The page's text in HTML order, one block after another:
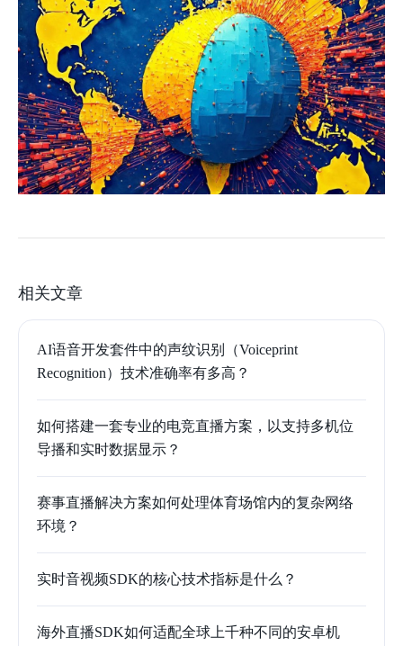
相关文章
AI语音开发套件中的声纹识别（Voiceprint
Recognition）技术准确率有多高？
如何搭建一套专业的电竞直播方案，以支持多机位
导播和实时数据显示？
赛事直播解决方案如何处理体育场馆内的复杂网络
环境？
实时音视频SDK的核心技术指标是什么？
海外直播SDK如何适配全球上千种不同的安卓机